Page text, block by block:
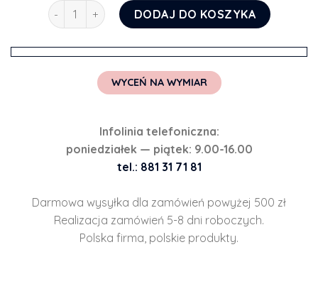
ilość Fototapeta z zielonkawym kryształem
DODAJ DO KOSZYKA
WYCEŃ NA WYMIAR
Infolinia telefoniczna:
poniedziałek — piątek: 9.00-16.00
tel.: 881 31 71 81
Darmowa wysyłka dla zamówień powyżej 500 zł
Realizacja zamówień 5-8 dni roboczych.
Polska firma, polskie produkty.